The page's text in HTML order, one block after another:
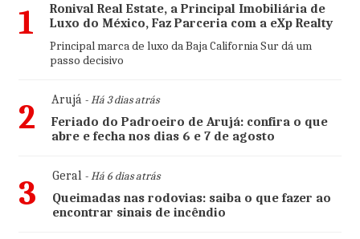
1
Ronival Real Estate, a Principal Imobiliária de
Luxo do México, Faz Parceria com a eXp Realty
Principal marca de luxo da Baja California Sur dá um
passo decisivo
2 Arujá- Há 3 dias atrás
Feriado do Padroeiro de Arujá: confira o que
abre e fecha nos dias 6 e 7 de agosto
3 Geral- Há 6 dias atrás
Queimadas nas rodovias: saiba o que fazer ao
encontrar sinais de incêndio